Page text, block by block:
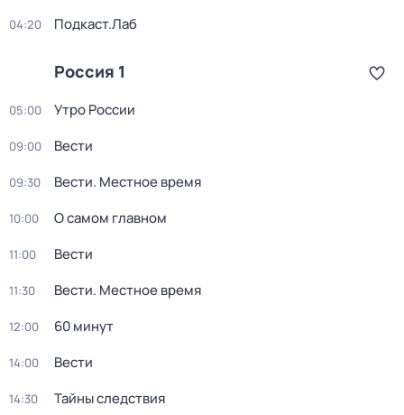
04:20 Подкаст.Лаб
Россия 1
05:00 Утро России
09:00 Вести
09:30 Вести. Местное время
10:00 О самом главном
11:00 Вести
11:30 Вести. Местное время
12:00 60 минут
14:00 Вести
14:30 Тайны следствия